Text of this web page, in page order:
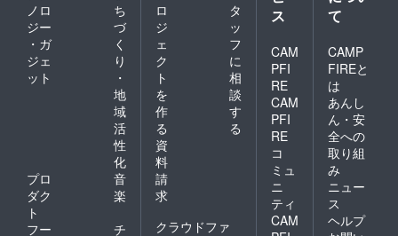
ノロ
ジー
・ガ
ジェ
ット
ち
づ
く
り
・
地
域
活
性
化
プロ
ダク
ト
音
楽
フー
チ
ロ
ジ
ェ
ク
ト
を
作
る
タ
ッ
フ
に
相
談
す
る
資
料
請
求
クラウドファ
ス
CAM
PFI
RE
CAM
PFI
RE
コ
ミュ
ニ
ティ
CAM
て
CAMP
FIREと
は
あんし
ん・安
全への
取り組
み
ニュー
ス
ヘルプ